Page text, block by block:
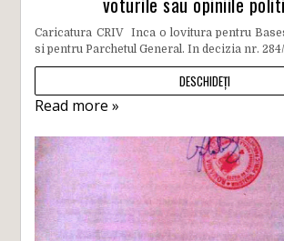
Caricatura CRIV Inca o lovitura pentru
si pentru Parchetul General. In decizia nr. 284/
DESCHIDEȚI
Read more »